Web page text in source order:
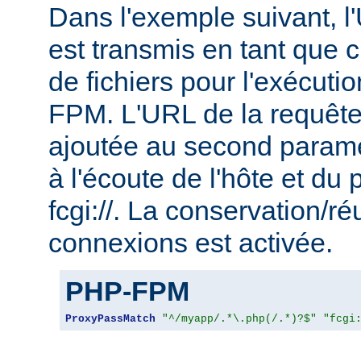
Dans l'exemple suivant,
est transmis en tant que
de fichiers pour
FPM. L'URL de la
ajoutée au second
à l'écoute de l'hôte et du
fcgi://. La conservation/
connexions est activée.
PHP-FPM
ProxyPassMatch "^/myapp/.*\.php(/.*)?$"